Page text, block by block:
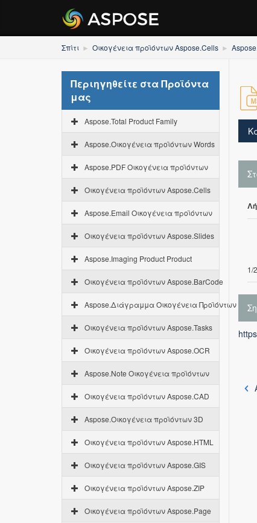
Σπίτι Οικογένεια προϊόντων Aspose.Cells
Περιηγηθείτε στα Προϊόντα
μας
Aspose.Total Product Family
Aspose.Οικογένεια προϊόντων Words
Aspose.PDF Οικογένεια προϊόντων
Οικογένεια προϊόντων Aspose.Cells
Aspose.Email Οικογένεια προϊόντων
Οικογένεια προϊόντων Aspose.Slides
Aspose.Imaging Product Product
Οικογένεια προϊόντων Aspose.BarCode
Aspose.Διάγραμμα Οικογένεια Προϊόντων
Οικογένεια προϊόντων Aspose.Tasks
Οικογένεια προϊόντων Aspose.OCR
Aspose.Note Οικογένεια προϊόντων
Οικογένεια προϊόντων Aspose.CAD
Aspose.Οικογένεια προϊόντων 3D
Οικογένεια προϊόντων Aspose.HTML
Οικογένεια προϊόντων Aspose.GIS
Οικογένεια προϊόντων Aspose.ZIP
Οικογένεια προϊόντων Aspose.Page
1/